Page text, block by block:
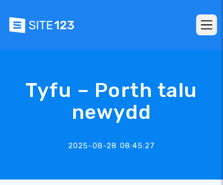
Tyfu – Porth talu
newydd
2025-08-28 08:45:27